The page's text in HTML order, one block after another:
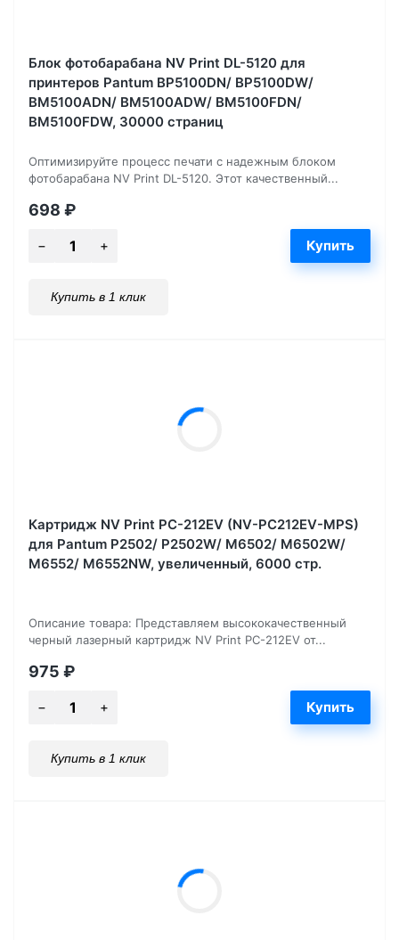
Блок фотобарабана NV Print DL-5120 для
принтеров Pantum BP5100DN/ BP5100DW/
BM5100ADN/ BM5100ADW/ BM5100FDN/
BM5100FDW, 30000 страниц
Оптимизируйте процесс печати с надежным блоком
фотобарабана NV Print DL-5120. Этот качественный...
698 ₽
Купить в 1 клик
Картридж NV Print PC-212EV (NV-PC212EV-MPS)
для Pantum P2502/ P2502W/ M6502/ M6502W/
M6552/ M6552NW, увеличенный, 6000 стр.
Описание товара: Представляем высококачественный
черный лазерный картридж NV Print PC-212EV от...
975 ₽
Купить в 1 клик